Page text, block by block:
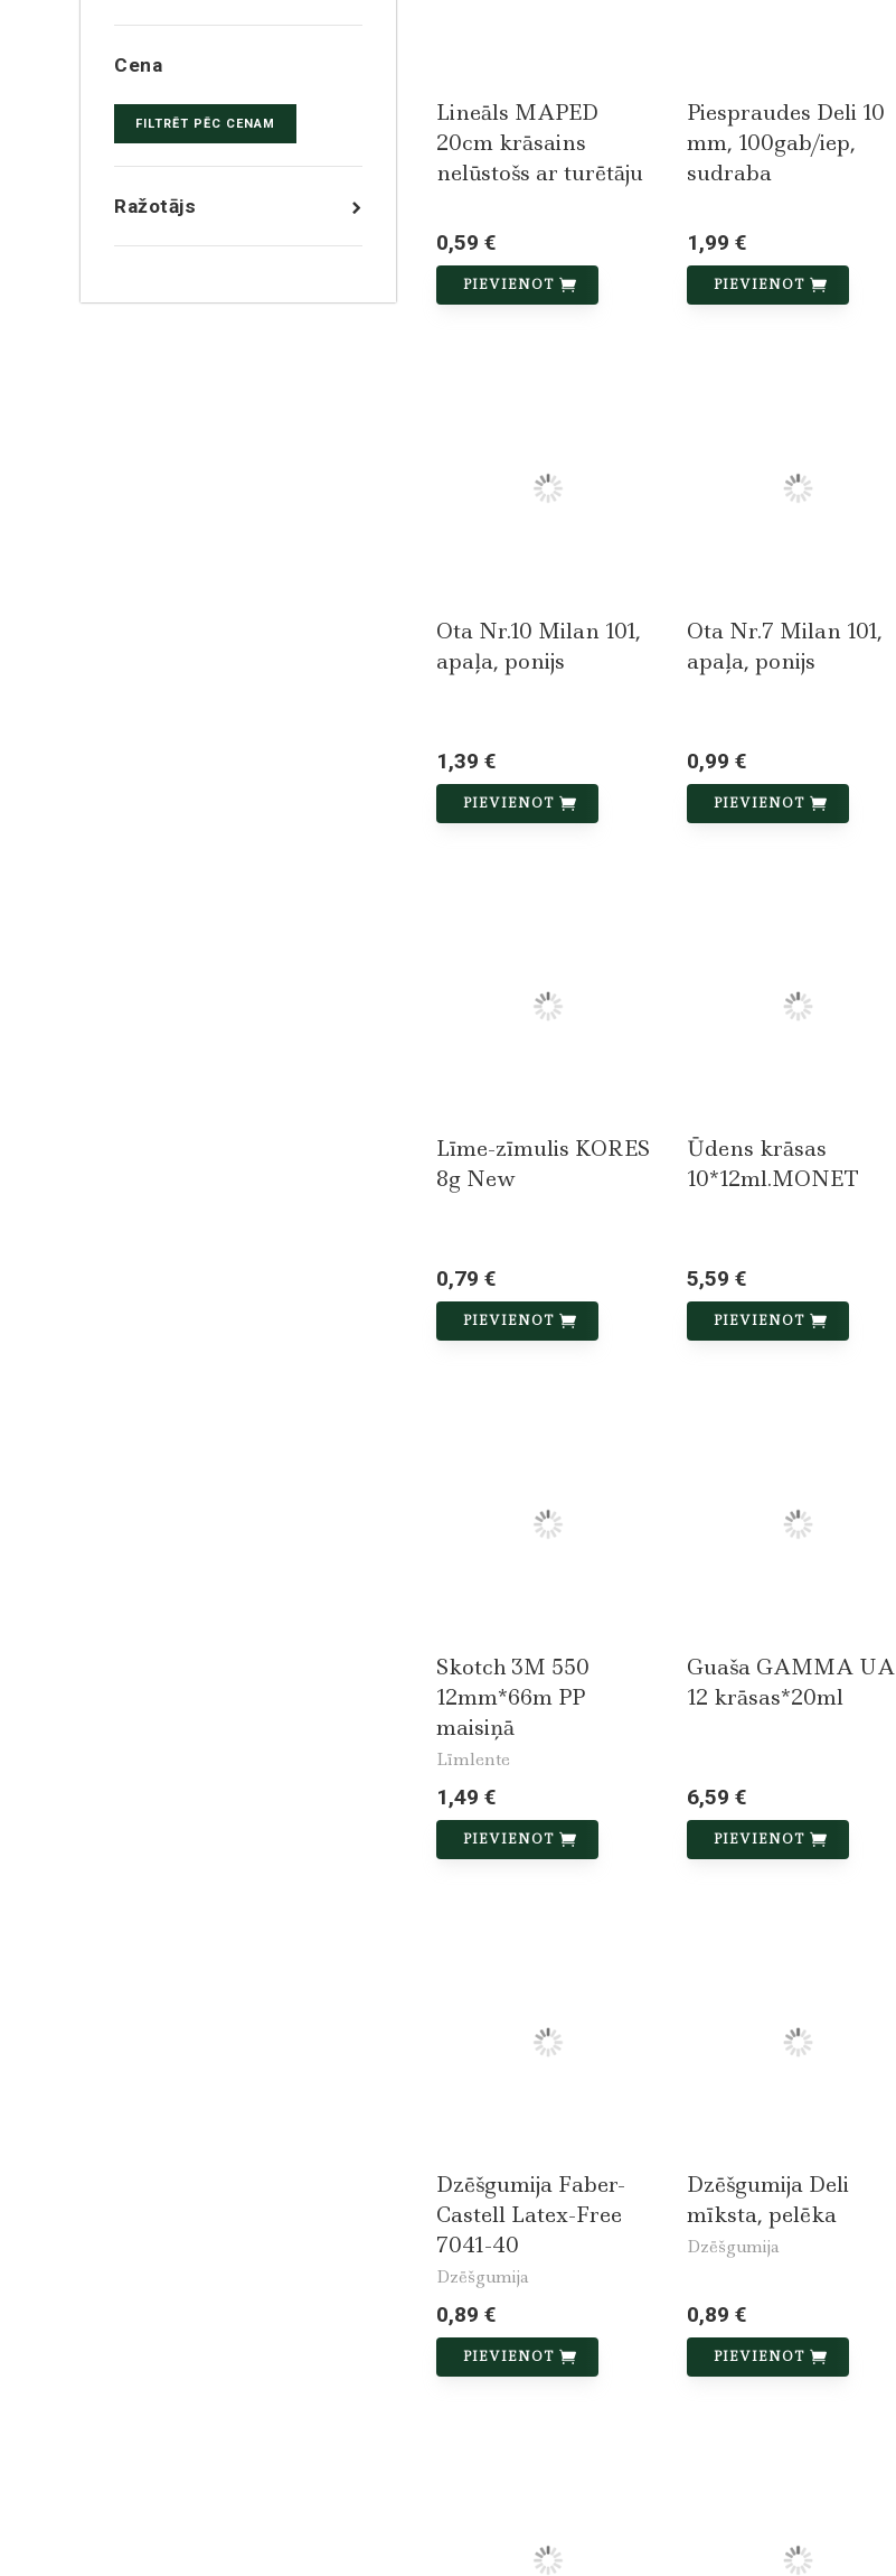
Cena
FILTRĒT PĒC CENAM
Ražotājs
Lineāls MAPED
20cm krāsains
nelūstošs ar turētāju
0,59 €
PIEVIENOT
Piespraudes Deli 10
mm, 100gab/iep,
sudraba
1,99 €
PIEVIENOT
Ota Nr.10 Milan 101,
apaļa, ponijs
1,39 €
PIEVIENOT
Ota Nr.7 Milan 101,
apaļa, ponijs
0,99 €
PIEVIENOT
Līme-zīmulis KORES
8g New
0,79 €
PIEVIENOT
Ūdens krāsas
10*12ml.MONET
5,59 €
PIEVIENOT
Skotch 3M 550
12mm*66m PP
maisiņā
Līmlente
1,49 €
PIEVIENOT
Guaša GAMMA UA
12 krāsas*20ml
6,59 €
PIEVIENOT
Dzēšgumija Faber-
Castell Latex-Free
7041-40
Dzēšgumija
0,89 €
PIEVIENOT
Dzēšgumija Deli
mīksta, pelēka
Dzēšgumija
0,89 €
PIEVIENOT